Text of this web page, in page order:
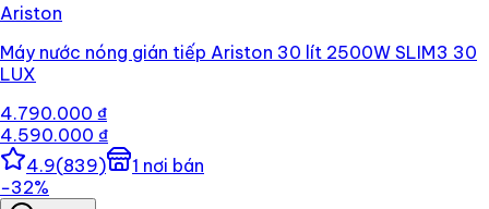
Ariston
Máy nước nóng gián tiếp Ariston 30 lít 2500W SLIM3 30
LUX
4.790.000 ₫
4.590.000 ₫
4.9(839) 1 nơi bán
−32%